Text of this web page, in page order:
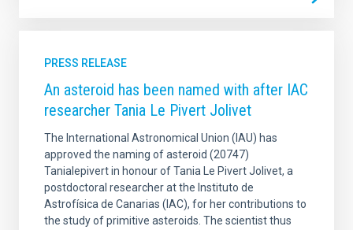
PRESS RELEASE
An asteroid has been named with after IAC
researcher Tania Le Pivert Jolivet
The International Astronomical Union (IAU) has
approved the naming of asteroid (20747)
Tanialepivert in honour of Tania Le Pivert Jolivet, a
postdoctoral researcher at the Instituto de
Astrofísica de Canarias (IAC), for her contributions to
the study of primitive asteroids. The scientist thus